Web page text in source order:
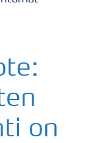
on